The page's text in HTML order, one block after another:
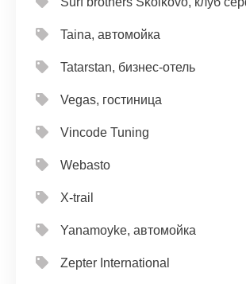
Taina, автомойка
Tatarstan, бизнес-отель
Vegas, гостиница
Vincode Tuning
Webasto
X-trail
Yanamoyke, автомойка
Zepter International